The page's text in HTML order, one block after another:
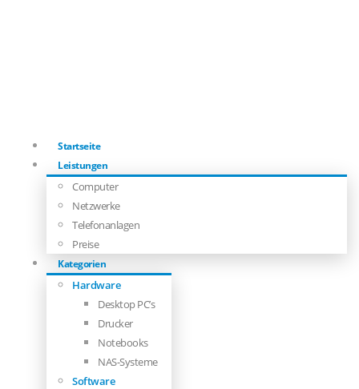
Startseite
Leistungen
Computer
Netzwerke
Telefonanlagen
Preise
Kategorien
Hardware
Desktop PC’s
Drucker
Notebooks
NAS-Systeme
Software